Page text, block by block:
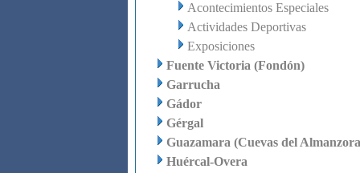
Acontecimientos Especiales
Actividades Deportivas
Exposiciones
Fuente Victoria (Fondón)
Garrucha
Gádor
Gérgal
Guazamara (Cuevas del
Huércal-Overa